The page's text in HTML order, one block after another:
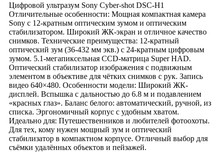
Цифровой ультразум Sony Cyber-shot DSC-H1
Отличительные особенности: Мощная компактная камера
Sony с 12-кратным оптическим зумом и оптическим
стабилизатором. Широкий ЖК-экран и отличное качество
снимков. Технические преимущества: 12-кратный
оптический зум (36-432 мм экв.) с 24-кратным цифровым
зумом. 5.1-мегапиксельная CCD-матрица Super HAD.
Оптический стабилизатор изображения с подвижным
элементом в объективе для чётких снимков с рук. Запись
видео 640×480. Особенности модели: Широкий ЖК-
дисплей. Вспышка с дальностью до 6.8 м и подавлением
«красных глаз». Баланс белого: автоматический, ручной, из
списка. Эргономичный корпус с удобным хватом.
Идеально для: Путешественников и любителей фотоохоты.
Для тех, кому нужен мощный зум и оптический
стабилизатор в компактном корпусе. Отличный выбор для
съёмки удалённых объектов и пейзажей.